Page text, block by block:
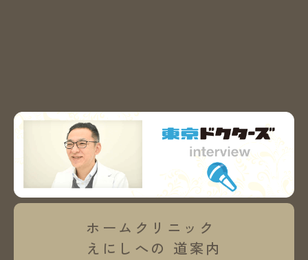
ホームクリニック
えにしへの 道案内